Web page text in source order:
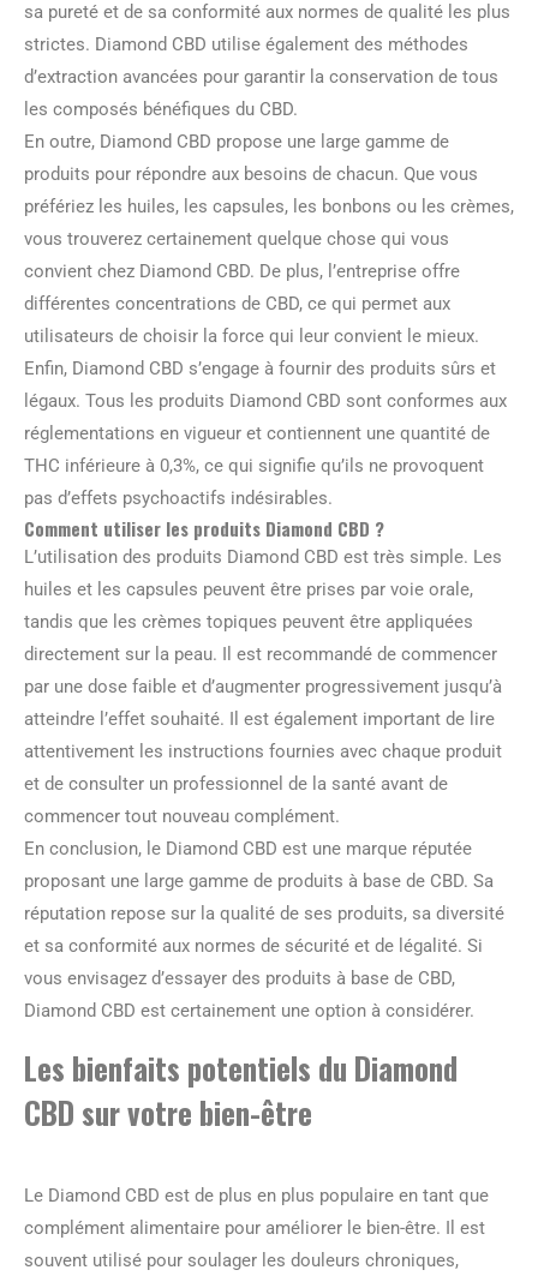
sa pureté et de sa conformité aux normes de qualité les plus
strictes. Diamond CBD utilise également des méthodes
d’extraction avancées pour garantir la conservation de tous
les composés bénéfiques du CBD.
En outre, Diamond CBD propose une large gamme de
produits pour répondre aux besoins de chacun. Que vous
préfériez les huiles, les capsules, les bonbons ou les crèmes,
vous trouverez certainement quelque chose qui vous
convient chez Diamond CBD. De plus, l’entreprise offre
différentes concentrations de CBD, ce qui permet aux
utilisateurs de choisir la force qui leur convient le mieux.
Enfin, Diamond CBD s’engage à fournir des produits sûrs et
légaux. Tous les produits Diamond CBD sont conformes aux
réglementations en vigueur et contiennent une quantité de
THC inférieure à 0,3%, ce qui signifie qu’ils ne provoquent
pas d’effets psychoactifs indésirables.
Comment utiliser les produits Diamond CBD ?
L’utilisation des produits Diamond CBD est très simple. Les
huiles et les capsules peuvent être prises par voie orale,
tandis que les crèmes topiques peuvent être appliquées
directement sur la peau. Il est recommandé de commencer
par une dose faible et d’augmenter progressivement jusqu’à
atteindre l’effet souhaité. Il est également important de lire
attentivement les instructions fournies avec chaque produit
et de consulter un professionnel de la santé avant de
commencer tout nouveau complément.
En conclusion, le Diamond CBD est une marque réputée
proposant une large gamme de produits à base de CBD. Sa
réputation repose sur la qualité de ses produits, sa diversité
et sa conformité aux normes de sécurité et de légalité. Si
vous envisagez d’essayer des produits à base de CBD,
Diamond CBD est certainement une option à considérer.
Les bienfaits potentiels du Diamond
CBD sur votre bien-être
Le Diamond CBD est de plus en plus populaire en tant que
complément alimentaire pour améliorer le bien-être. Il est
souvent utilisé pour soulager les douleurs chroniques,